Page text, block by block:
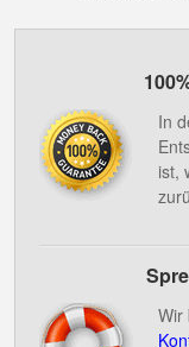
In
ist,
Wir